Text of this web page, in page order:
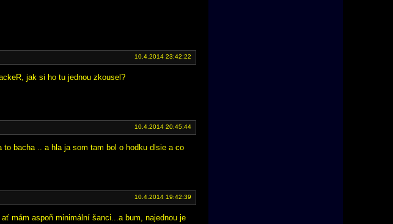
10.4.2014 23:42:22
jak si ho tu jednou zkousel?
10.4.2014 20:45:44
bacha .. a hla ja som tam bol o hodku dlsie a co
10.4.2014 19:42:39
mám aspoň minimální šanci...a bum, najednou je